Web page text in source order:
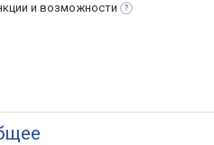
и возможности